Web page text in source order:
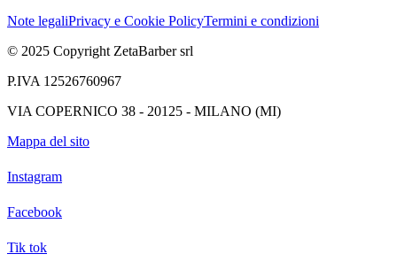
Note legaliPrivacy e Cookie PolicyTermini e condizioni
© 2025 Copyright ZetaBarber srl
P.IVA 12526760967
VIA COPERNICO 38 - 20125 - MILANO (MI)
Mappa del sito
Instagram
Facebook
Tik tok